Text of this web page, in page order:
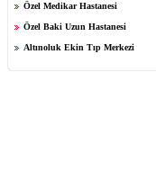
Özel Medikar Hastanesi
Özel Baki Uzun Hastanesi
Altınoluk Ekin Tıp Merkezi